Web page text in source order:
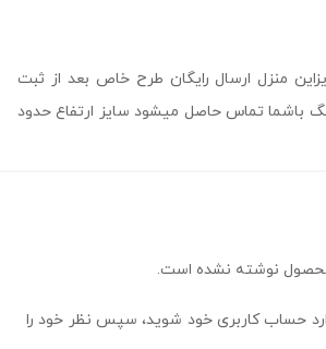
منزل ارسال رایگان طرح خاص بعد از ثبت
باشما تماس حاصل میشود سایز ارتفاع حدود
نوشته نشده است.
وارد حساب کاربری خود شوید، سپس نظر خود را